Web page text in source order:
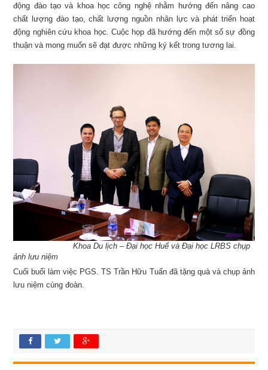
động đào tạo và khoa học công nghệ nhằm hướng đến nâng cao
chất lượng đào tạo, chất lượng nguồn nhân lực và phát triển hoạt
động nghiên cứu khoa học. Cuộc họp đã hướng đến một số sự đồng
thuận và mong muốn sẽ đạt được những ký kết trong tương lai.
Khoa Du lịch – Đại học Huế và Đại học LRBS chụp
ảnh lưu niệm
Cuối buổi làm việc PGS. TS Trần Hữu Tuấn đã tặng quà và chụp ảnh
lưu niệm cùng đoàn.